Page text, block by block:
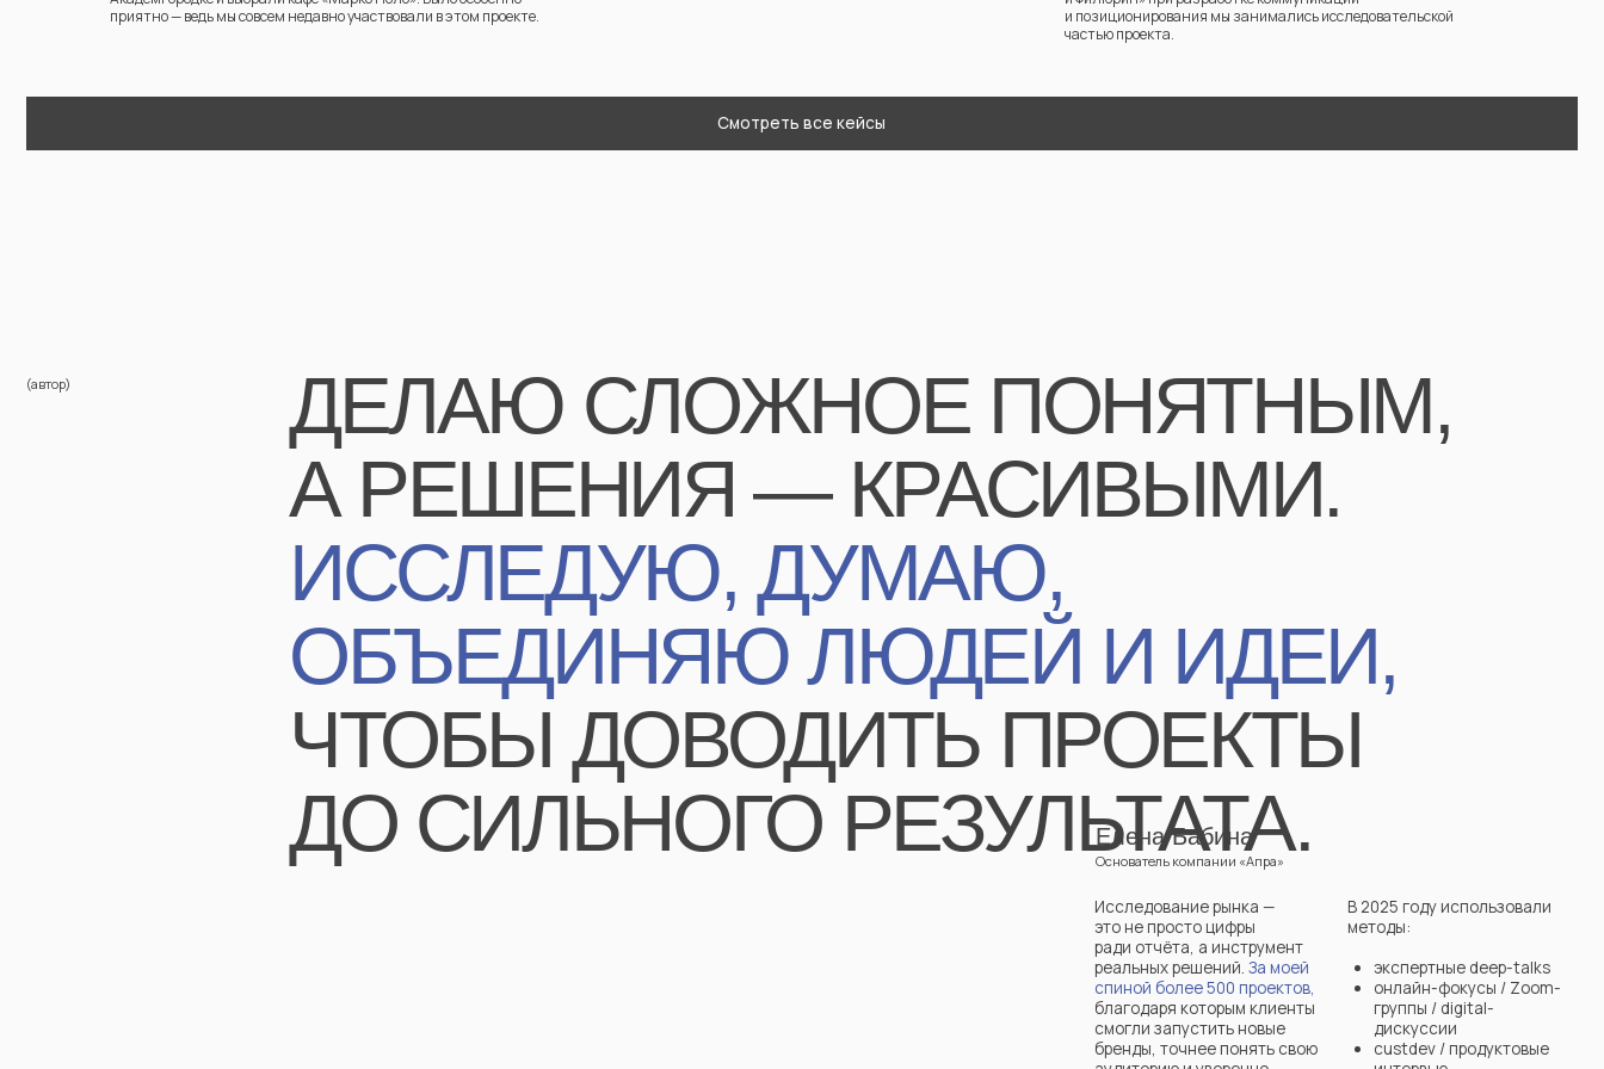
приятно — ведь мы совсем недавно участвовали в этом проекте.
и позиционирования мы занимались исследовательской
частью проекта.
Подробнее обо мне
В 2025 году использовали
методы:
экспертные deep-talks
insight-сессии /
командные workshops
глубинные интервью /
deep-интервью / 1:1-
сессии
дневниковые
исследования / diary-
studies
face-to-face интервью
опросы in-store
mystery shopper
опросы online panels
retail-аудит / shelf-check
Основатель компании «Апра»
Управление брендинговым агентством «Мелехов и Филюрин»
НГУ, Экономический факультет
Исследование рынка —
это не просто цифры
ради отчёта, а инструмент
реальных решений.За моей
благодаря которым клиенты
смогли запустить новые
бренды, точнее понять свою
аудиторию и уверенно
двигаться вперёд. Я даю
не абстрактные выводы,
а рекомендации,
основанные на опыте
и проверенные практикой.
Мы занимаемся
исследованиями «под
ключ»:
от разработки
программы до отчета.
Мы можем провести
как качественные,
так и количественные
Елена Бабина
ДЕЛАЮ СЛОЖНОЕ ПОНЯТНЫМ,
А РЕШЕНИЯ — КРАСИВЫМИ.
ИССЛЕДУЮ, ДУМАЮ,
ДО СИЛЬНОГО РЕЗУЛЬТАТА.